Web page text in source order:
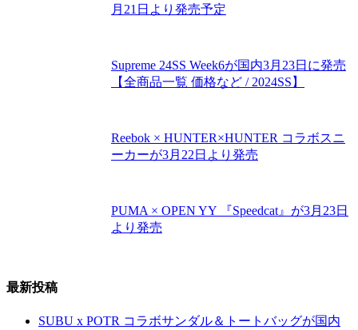
月21日より発売予定
Supreme 24SS Week6が国内3月23日に発売
【全商品一覧 価格など / 2024SS】
Reebok × HUNTER×HUNTER コラボスニ
ーカーが3月22日より発売
PUMA × OPEN YY 『Speedcat』が3月23日
より発売
最新投稿
SUBU x POTR コラボサンダル＆トートバッグが国内